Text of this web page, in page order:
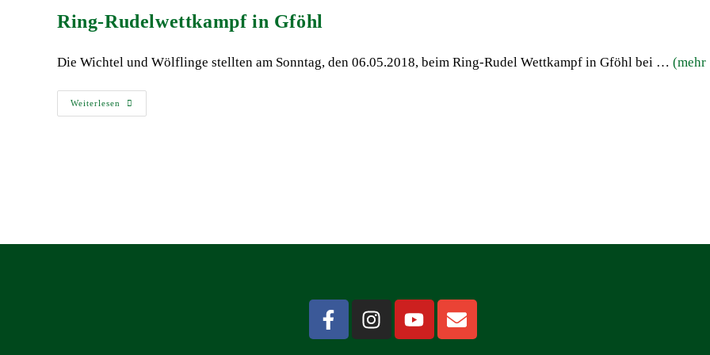
Ring-Rudelwettkampf in Gföhl
Die Wichtel und Wölflinge stellten am Sonntag, den 06.05.2018, beim Ring-Rudel Wettkampf in Gföhl bei …
Weiterlesen